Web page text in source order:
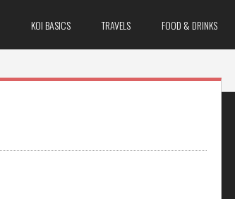
KOI BASICS TRAVELS FOOD & DRINKS